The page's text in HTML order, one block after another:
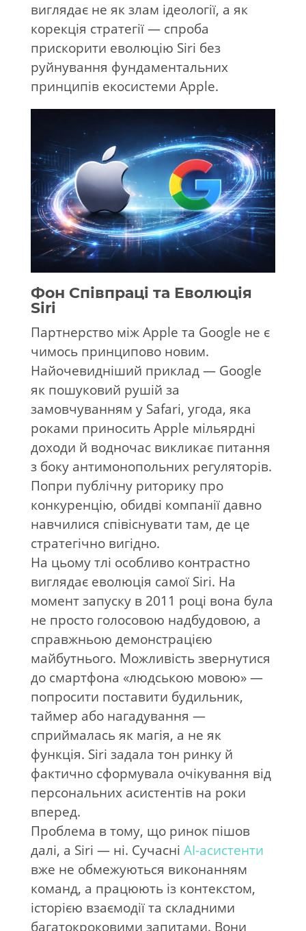
виглядає не як злам ідеології, а як
корекція стратегії — спроба
прискорити еволюцію Siri без
руйнування фундаментальних
принципів екосистеми Apple.
Фон Співпраці та Еволюція
Siri
Партнерство між Apple та Google не є
чимось принципово новим.
Найочевидніший приклад — Google
як пошуковий рушій за
замовчуванням у Safari, угода, яка
роками приносить Apple мільярдні
доходи й водночас викликає питання
з боку антимонопольних регуляторів.
Попри публічну риторику про
конкуренцію, обидві компанії давно
навчилися співіснувати там, де це
стратегічно вигідно.
На цьому тлі особливо контрастно
виглядає еволюція самої Siri. На
момент запуску в 2011 році вона була
не просто голосовою надбудовою, а
справжньою демонстрацією
майбутнього. Можливість звернутися
до смартфона «людською мовою» —
попросити поставити будильник,
таймер або нагадування —
сприймалась як магія, а не як
функція. Siri задала тон ринку й
фактично сформувала очікування від
персональних асистентів на роки
вперед.
Проблема в тому, що ринок пішов
далі, а Siri — ні. Сучасні AI-асистенти
вже не обмежуються виконанням
команд, а працюють із контекстом,
історією взаємодії та складними
багатокроковими запитами. Вони